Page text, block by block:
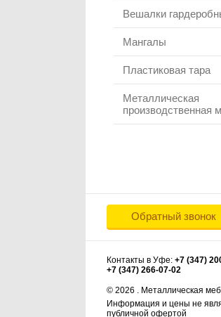
Вешалки
Мангалы
Пластиковая тара
Металлическая
производственная
Обратный звонок
Контакты в Уфе: +7 (347)
+7 (347) 266-07-02
© 2026 . Металлическая
Информация и цены не
публичной офертой